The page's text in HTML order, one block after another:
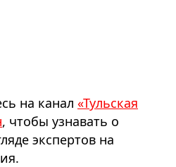
на канал «Тульская
, чтобы узнавать о
экспертов на